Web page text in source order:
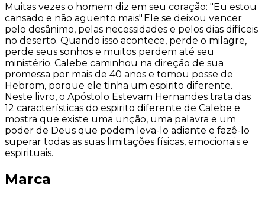
Muitas vezes o homem diz em seu coração: "Eu estou
cansado e não aguento mais".Ele se deixou vencer
pelo desânimo, pelas necessidades e pelos dias difíceis
no deserto. Quando isso acontece, perde o milagre,
perde seus sonhos e muitos perdem até seu
ministério. Calebe caminhou na direção de sua
promessa por mais de 40 anos e tomou posse de
Hebrom, porque ele tinha um espirito diferente.
Neste livro, o Apóstolo Estevam Hernandes trata das
12 características do espirito diferente de Calebe e
mostra que existe uma unção, uma palavra e um
poder de Deus que podem leva-lo adiante e fazê-lo
superar todas as suas limitações físicas, emocionais e
espirituais.
Marca